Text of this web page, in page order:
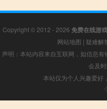
Copyright © 2012 - 2026 免费在线游戏
网站地图 | 疑难解
声明：本站内容来自互联网，如信息
会及
本站仅为个人兴趣爱好